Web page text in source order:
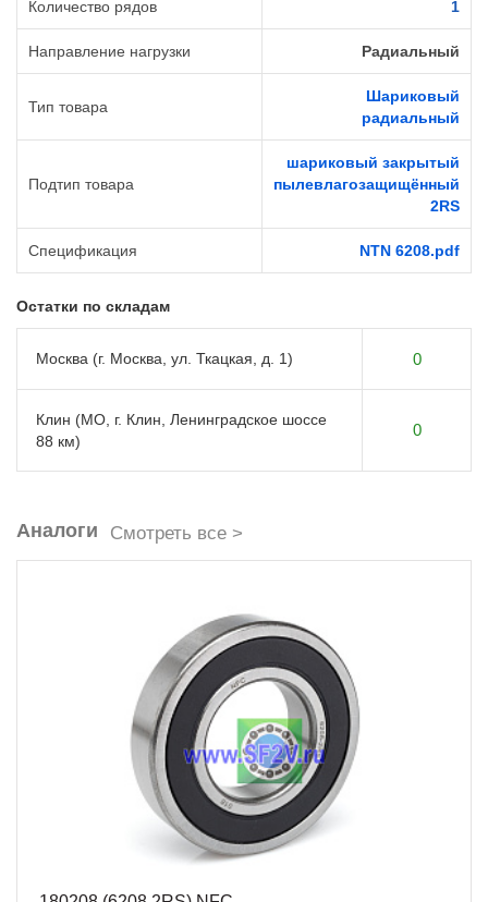
Количество рядов 1
Направление нагрузки Радиальный
Тип товара
Шариковый
радиальный
Подтип товара
шариковый закрытый
пылевлагозащищённый
2RS
Спецификация NTN 6208.pdf
Остатки по складам
Москва (г. Москва, ул. Ткацкая, д. 1) 0
Клин (МО, г. Клин, Ленинградское шоссе
88 км)
0
Аналоги Смотреть все >